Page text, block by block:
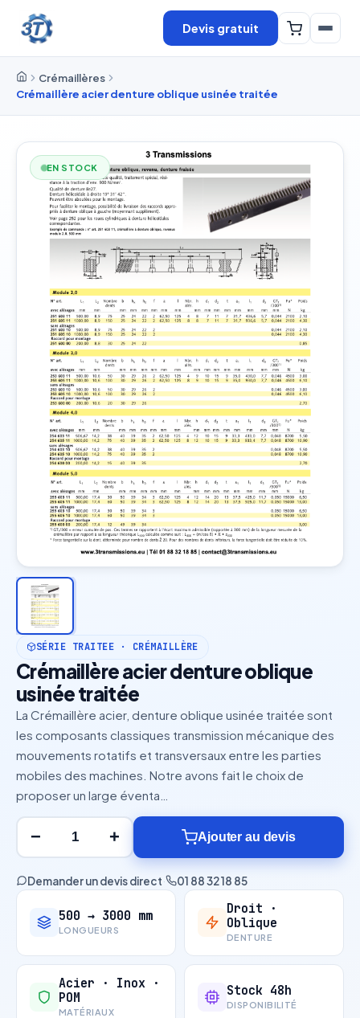
Devis gratuit
Crémaillères
Crémaillère acier denture oblique usinée traitée
EN STOCK
SÉRIE TRAITEE · CRÉMAILLÈRE
Crémaillère acier denture oblique
usinée traitée
La Crémaillère acier, denture oblique usinée traitée sont
les composants classiques transmission mécanique des
mouvements rotatifs et transversaux entre les parties
mobiles des machines. Notre avons fait le choix de
proposer un large éventa…
− + Ajouter au devis
Demander un devis direct· 01 88 32 18 85
500 → 3000 mm
LONGUEURS
Droit ·
Oblique
DENTURE
Acier · Inox ·
POM
MATÉRIAUX
Stock 48h
DISPONIBILITÉ